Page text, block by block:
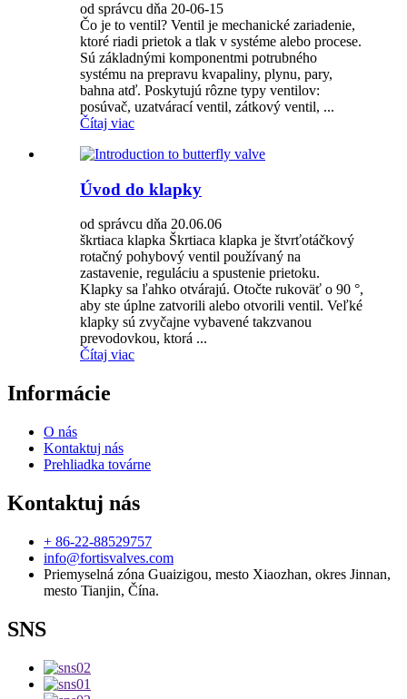
od správcu dňa 20-06-15
Čo je to ventil? Ventil je mechanické zariadenie,
ktoré riadi prietok a tlak v systéme alebo procese.
Sú základnými komponentmi potrubného
systému na prepravu kvapaliny, plynu, pary,
bahna atď. Poskytujú rôzne typy ventilov:
posúvač, uzatvárací ventil, zátkový ventil, ...
Čítaj viac
Úvod do klapky
od správcu dňa 20.06.06
škrtiaca klapka Škrtiaca klapka je štvrťotáčkový
rotačný pohybový ventil používaný na
zastavenie, reguláciu a spustenie prietoku.
Klapky sa ľahko otvárajú. Otočte rukoväť o 90 °,
aby ste úplne zatvorili alebo otvorili ventil. Veľké
klapky sú zvyčajne vybavené takzvanou
prevodovkou, ktorá ...
Čítaj viac
Informácie
O nás
Kontaktuj nás
Prehliadka továrne
Kontaktuj nás
+ 86-22-88529757
info@fortisvalves.com
Priemyselná zóna Guaizigou, mesto Xiaozhan, okres Jinnan,
mesto Tianjin, Čína.
SNS